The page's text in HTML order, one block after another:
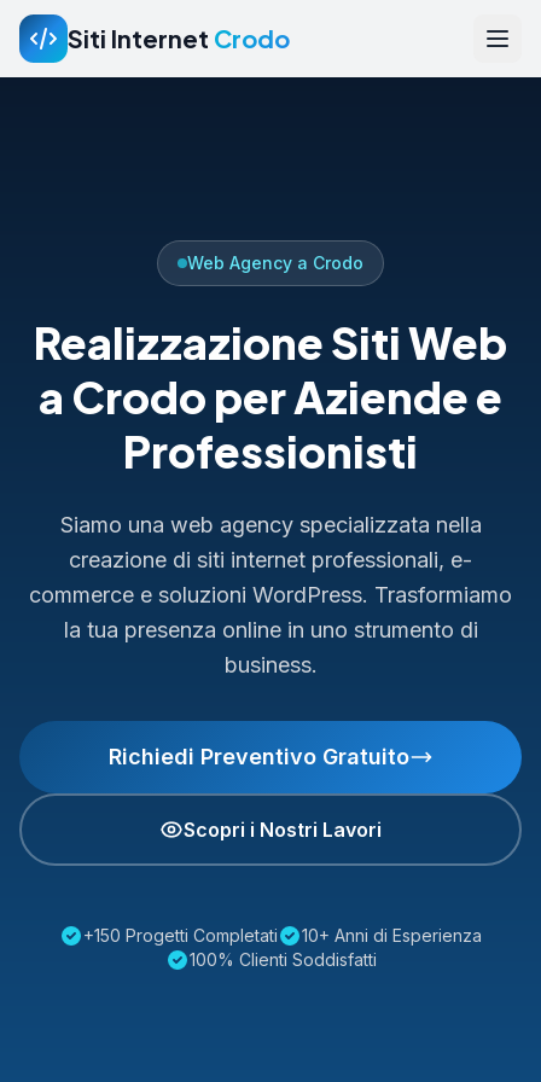
Siti Internet Crodo
Web Agency a Crodo
Realizzazione Siti Web
a Crodo per Aziende e
Professionisti
Siamo una web agency specializzata nella
creazione di siti internet professionali, e-
commerce e soluzioni WordPress. Trasformiamo
la tua presenza online in uno strumento di
business.
Richiedi Preventivo Gratuito
Scopri i Nostri Lavori
+150 Progetti Completati
10+ Anni di Esperienza
100% Clienti Soddisfatti